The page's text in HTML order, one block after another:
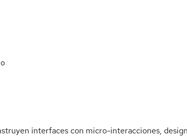
interfaces con micro-interacciones,